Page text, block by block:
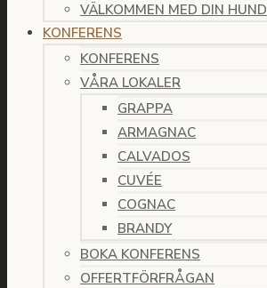
VÄLKOMMEN MED DIN HUND
KONFERENS
KONFERENS
VÅRA LOKALER
GRAPPA
ARMAGNAC
CALVADOS
CUVÉE
COGNAC
BRANDY
BOKA KONFERENS
OFFERTFÖRFRÅGAN